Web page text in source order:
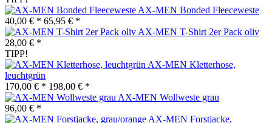
AX-MEN Bonded Fleeceweste
40,00 € * 65,95 € *
AX-MEN T-Shirt 2er Pack oliv
28,00 € *
TIPP!
AX-MEN Kletterhose,
leuchtgrün
170,00 € * 198,00 € *
AX-MEN Wollweste grau
96,00 € *
AX-MEN Forstjacke,